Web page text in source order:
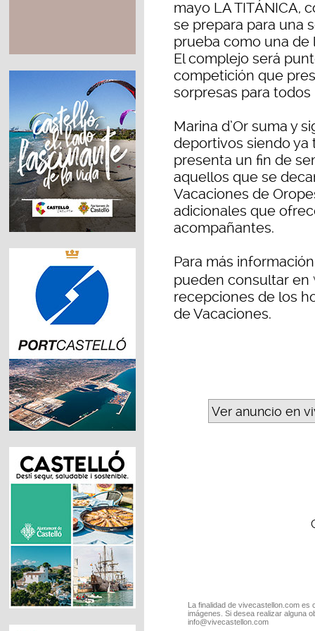
mayo LA TITÁNICA,
se prepara para una
prueba como una de
El complejo será
competición que
sorpresas para
Marina d’Or suma y
deportivos siendo ya
presenta un fin de
aquellos que se
Vacaciones de
adicionales que
acompañantes.
Para más
pueden consultar en
recepciones de los
de Vacaciones.
Ver anuncio en
La finalidad de vivecastellon.com
imágenes. Si desea realizar alguna
info@vivecastellon.com